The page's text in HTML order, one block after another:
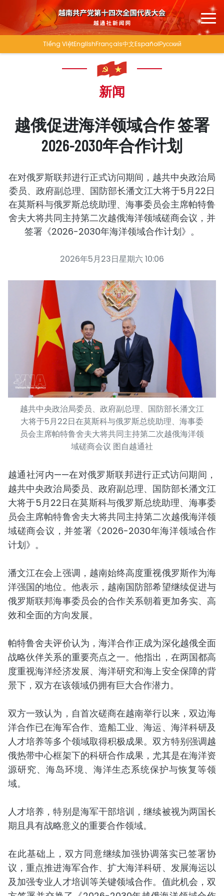
Tiếng ViệtEnglishFrançais中文EspañolРусский
新闻
越俄促进海洋领域合作 签署
2026-2030年合作计划
在对俄罗斯联邦进行正式访问期间，越共中央政治局
委员、政府副总理、国防部长潘文江大将于5月22日
在莫斯科与俄罗斯总统助理、海事委员会主席帕特鲁
舍夫大将共同主持第二次越俄海洋领域磋商会议，并
签署《2026-2030年海洋领域合作计划》。
2026年5月23日星期六 10:06
越共中央政治局委员、政府副总理、国防部长潘文江
大将于5月22日在莫斯科与俄罗斯总统助理、海事委
员会主席帕特鲁舍夫大将共同主持第二次越俄海洋领
域磋商会议 图自越通社
越通社河内——在对俄罗斯联邦进行正式访问期间，
越共中央政治局委员、政府副总理、国防部长潘文江
大将于5月22日在莫斯科与俄罗斯总统助理、海事委
员会主席帕特鲁舍夫大将共同主持第二次越俄海洋领
域磋商会议，并签署《2026-2030年海洋领域合作
计划》。
潘文江在会上强调，越南始终高度重视俄罗斯作为海
洋强国的地位。他表示，越南国防部希望继续促进与
俄罗斯联邦海事委员会的合作关系朝着更加务实、高
效和全面的方向发展。
帕特鲁舍夫评价认为，海洋合作正成为深化越俄全面
战略伙伴关系的重要亮点之一。他指出，在两国都高
度重视海洋经济发展、海洋研究和海上安全保障的背
景下，双方在该领域仍拥有巨大合作潜力。
双方一致认为，自首次磋商在越南举行以来，双边海
洋合作已在海军合作、造船工业、海运、海洋科研及
人才培养等多个领域取得积极成果。双方特别强调越
俄热带中心框架下的科研合作成果，尤其是在海洋资
源研究、海岛环境、海洋生态系统保护与恢复等领
域。
人才培养，特别是海军干部培训，继续被视为两国长
期且具有战略意义的重要合作领域。
在此基础上，双方同意继续加强协调落实已签署协
议，重点推进海军合作、扩大海洋科研、发展海运以
及加强专业人才培训等关键领域合作。值此机会，双